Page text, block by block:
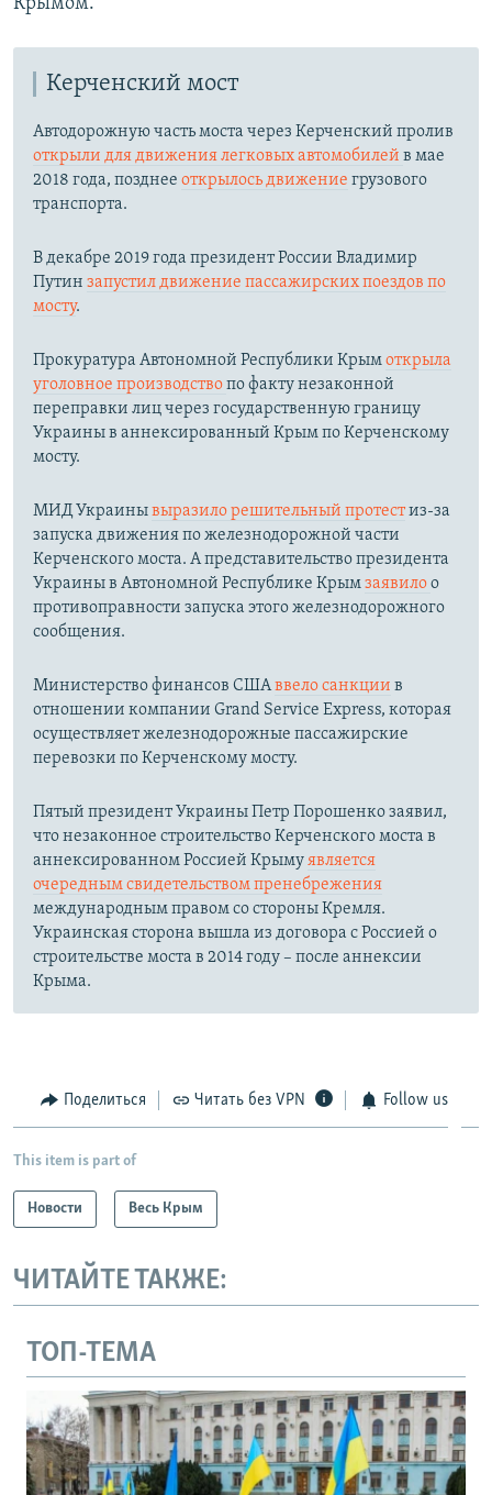
Керченский мост
Автодорожную часть моста через Керченский пролив
открыли для движения легковых автомобилей в мае
2018 года, позднее открылось движение грузового
транспорта.
В декабре 2019 года президент России Владимир
Путин запустил движение пассажирских поездов по
мосту.
Прокуратура Автономной Республики Крымоткрыла
уголовное производствопо факту незаконной
переправки лиц через государственную границу
Украины в аннексированный Крым по Керченскому
мосту.​
МИД Украинывыразило решительный протестиз-за
запуска движения по железнодорожной части
Керченского моста. А представительство президента
Украины в Автономной Республике Крымзаявилоо
противоправности запуска этого железнодорожного
сообщения.
Министерство финансов СШАввело санкции в
отношении компании Grand Service Express, которая
осуществляет железнодорожные пассажирские
перевозки по Керченскому мосту.
Пятый президент Украины Петр Порошенко заявил,
что незаконное строительство Керченского моста в
аннексированном Россией Крымуявляется
очередным свидетельством пренебрежения
международным правом со стороны Кремля.
Украинская сторона вышла из договора с Россией о
строительстве моста в 2014 году – после аннексии
Крыма.
Поделиться Читать без VPN Follow us
This item is part of
Новости Весь Крым
ЧИТАЙТЕ ТАКЖЕ:
ТОП-ТЕМА